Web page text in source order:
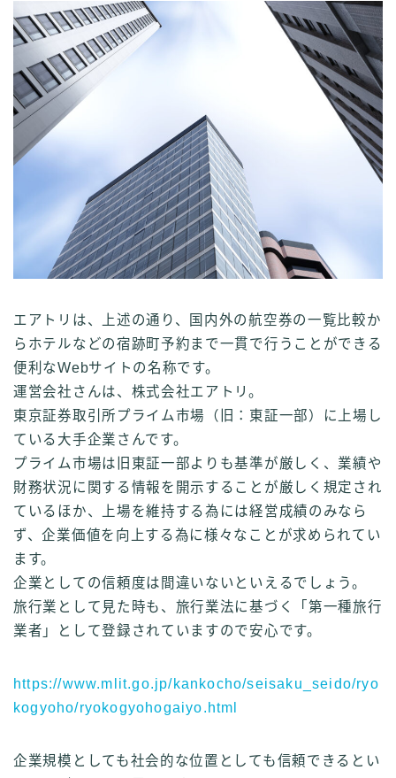
エアトリは、上述の通り、国内外の航空券の一覧比較か
らホテルなどの宿跡町予約まで一貫で行うことができる
便利なWebサイトの名称です。
運営会社さんは、株式会社エアトリ。
東京証券取引所プライム市場（旧：東証一部）に上場し
ている大手企業さんです。
プライム市場は旧東証一部よりも基準が厳しく、業績や
財務状況に関する情報を開示することが厳しく規定され
ているほか、上場を維持する為には経営成績のみなら
ず、企業価値を向上する為に様々なことが求められてい
ます。
企業としての信頼度は間違いないといえるでしょう。
旅行業として見た時も、旅行業法に基づく「第一種旅行
業者」として登録されていますので安心です。
https://www.mlit.go.jp/kankocho/seisaku_seido/ryo
kogyoho/ryokogyohogaiyo.html
企業規模としても社会的な位置としても信頼できるとい